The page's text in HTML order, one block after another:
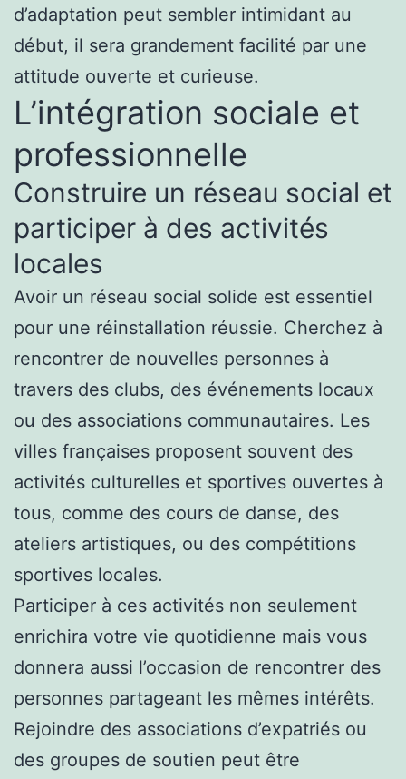
d’adaptation peut sembler intimidant au
début, il sera grandement facilité par une
attitude ouverte et curieuse.
L’intégration sociale et
professionnelle
Construire un réseau social et
participer à des activités
locales
Avoir un réseau social solide est essentiel
pour une réinstallation réussie. Cherchez à
rencontrer de nouvelles personnes à
travers des clubs, des événements locaux
ou des associations communautaires. Les
villes françaises proposent souvent des
activités culturelles et sportives ouvertes à
tous, comme des cours de danse, des
ateliers artistiques, ou des compétitions
sportives locales.
Participer à ces activités non seulement
enrichira votre vie quotidienne mais vous
donnera aussi l’occasion de rencontrer des
personnes partageant les mêmes intérêts.
Rejoindre des associations d’expatriés ou
des groupes de soutien peut être